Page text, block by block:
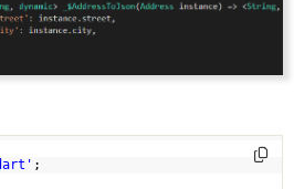
DO NOT MODIFY BY HAND
;